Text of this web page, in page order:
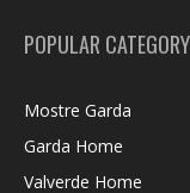
POPULAR CATEGORY
Mostre Garda
Garda Home
Valverde Home